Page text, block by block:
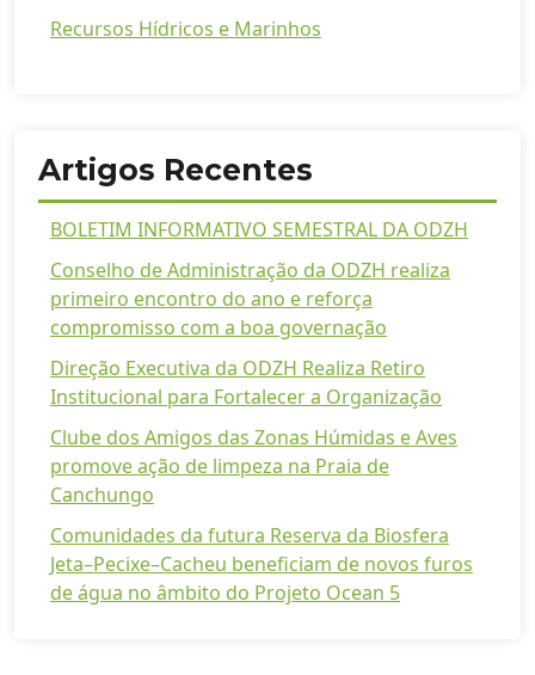
Recursos Hídricos e Marinhos
Artigos Recentes
BOLETIM INFORMATIVO SEMESTRAL DA ODZH
Conselho de Administração da ODZH realiza
primeiro encontro do ano e reforça
compromisso com a boa governação
Direção Executiva da ODZH Realiza Retiro
Institucional para Fortalecer a Organização
Clube dos Amigos das Zonas Húmidas e Aves
promove ação de limpeza na Praia de
Canchungo
Comunidades da futura Reserva da Biosfera
Jeta–Pecixe–Cacheu beneficiam de novos furos
de água no âmbito do Projeto Ocean 5